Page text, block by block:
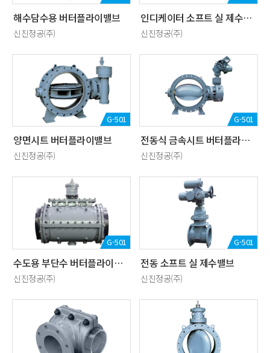
해수담수용 버터플라이밸브
신진정공(주)
인디케이터 소프트 실 제수밸브
신진정공(주)
G-501
양면시트 버터플라이밸브
신진정공(주)
G-501
전동식 금속시트 버터플라이밸브
신진정공(주)
G-501
수도용 부단수 버터플라이밸브
신진정공(주)
G-501
전동 소프트 실 제수밸브
신진정공(주)